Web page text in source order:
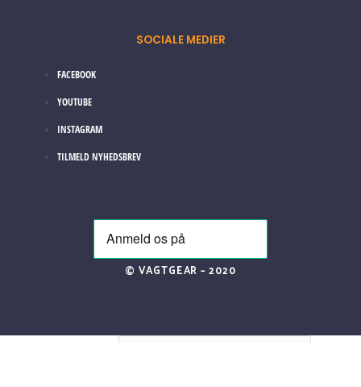
SOCIALE MEDIER
FACEBOOK
YOUTUBE
INSTAGRAM
TILMELD NYHEDSBREV
© VAGTGEAR – 2020